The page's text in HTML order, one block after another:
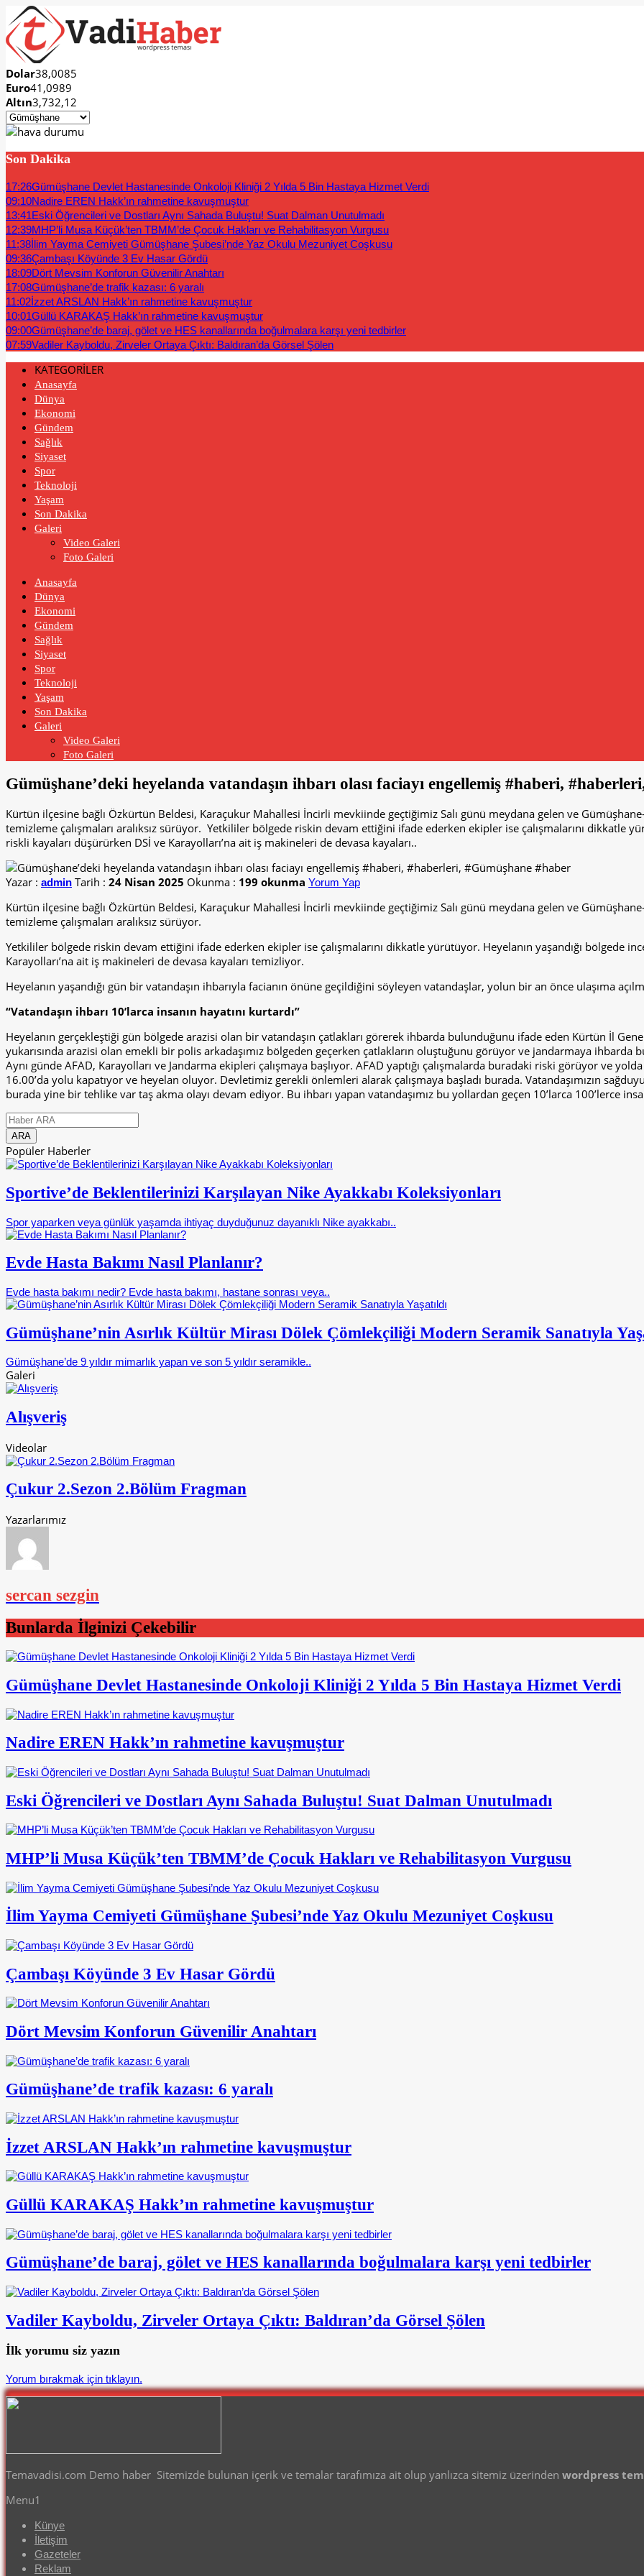
Dolar38,0085
Euro41,0989
Altın3,732,12
Son Dakika
17:26Gümüşhane Devlet Hastanesinde Onkoloji Kliniği 2 Yılda 5 Bin Hastaya Hizmet Verdi
09:10Nadire EREN Hakk’ın rahmetine kavuşmuştur
13:41Eski Öğrencileri ve Dostları Aynı Sahada Buluştu! Suat Dalman Unutulmadı
12:39MHP’li Musa Küçük’ten TBMM’de Çocuk Hakları ve Rehabilitasyon Vurgusu
11:38İlim Yayma Cemiyeti Gümüşhane Şubesi’nde Yaz Okulu Mezuniyet Coşkusu
09:36Çambaşı Köyünde 3 Ev Hasar Gördü
18:09Dört Mevsim Konforun Güvenilir Anahtarı
17:08Gümüşhane’de trafik kazası: 6 yaralı
11:02İzzet ARSLAN Hakk’ın rahmetine kavuşmuştur
10:01Güllü KARAKAŞ Hakk’ın rahmetine kavuşmuştur
09:00Gümüşhane’de baraj, gölet ve HES kanallarında boğulmalara karşı yeni tedbirler
07:59Vadiler Kayboldu, Zirveler Ortaya Çıktı: Baldıran’da Görsel Şölen
KATEGORİLER
Anasayfa
Dünya
Ekonomi
Gündem
Sağlık
Siyaset
Spor
Teknoloji
Yaşam
Son Dakika
Galeri
Video Galeri
Foto Galeri
Anasayfa
Dünya
Ekonomi
Gündem
Sağlık
Siyaset
Spor
Teknoloji
Yaşam
Son Dakika
Galeri
Video Galeri
Foto Galeri
Gümüşhane’deki heyelanda vatandaşın ihbarı olası faciayı engellemiş #haberi,
Kürtün ilçesine bağlı Özkürtün Beldesi, Karaçukur Mahallesi İncirli mevkiinde geçtiğimiz Salı günü meydana gelen ve
temizleme çalışmaları aralıksız sürüyor. Yetkililer bölgede riskin devam ettiğini ifade ederken ekipler ise çalışmalarını dikkatle
riskli kayaları düşürürken DSİ ve Karayolları’na ait iş makineleri de devasa kayaları..
Yazar : admin Tarih : 24 Nisan 2025 Okunma : 199 okunma Yorum Yap
Kürtün ilçesine bağlı Özkürtün Beldesi, Karaçukur Mahallesi İncirli mevkiinde geçtiğimiz Salı günü meydana gelen ve
temizleme çalışmaları aralıksız sürüyor.
Yetkililer bölgede riskin devam ettiğini ifade ederken ekipler ise çalışmalarını dikkatle yürütüyor. Heyelanın yaşandığı bölgede
Karayolları’na ait iş makineleri de devasa kayaları temizliyor.
Heyelanın yaşandığı gün bir vatandaşın ihbarıyla facianın önüne geçildiğini söyleyen vatandaşlar, yolun bir an önce ulaşıma
“Vatandaşın ihbarı 10’larca insanın hayatını kurtardı”
Heyelanın gerçekleştiği gün bölgede arazisi olan bir vatandaşın çatlakları görerek ihbarda bulunduğunu ifade eden Kürtün İl
yukarısında arazisi olan emekli bir polis arkadaşımız bölgeden geçerken çatlakların oluştuğunu görüyor ve jandarmaya ihbarda
Aynı günde AFAD, Karayolları ve Jandarma ekipleri çalışmaya başlıyor. AFAD yaptığı çalışmalarda buradaki riski görüyor ve
16.00’da yolu kapatıyor ve heyelan oluyor. Devletimiz gerekli önlemleri alarak çalışmaya başladı burada. Vatandaşımızın
burada yine bir tehlike var taş akma olayı devam ediyor. Bu ihbarı yapan vatandaşımız bu yollardan geçen 10’larca 100’lerce
Popüler Haberler
Sportive’de Beklentilerinizi Karşılayan Nike Ayakkabı Koleksiyonları
Spor yaparken veya günlük yaşamda ihtiyaç duyduğunuz dayanıklı Nike ayakkabı..
Evde Hasta Bakımı Nasıl Planlanır?
Evde hasta bakımı nedir? Evde hasta bakımı, hastane sonrası veya..
Gümüşhane’nin Asırlık Kültür Mirası Dölek Çömlekçiliği Modern Seramik Sanatıyla
Gümüşhane’de 9 yıldır mimarlık yapan ve son 5 yıldır seramikle..
Galeri
Alışveriş
Videolar
Çukur 2.Sezon 2.Bölüm Fragman
Yazarlarımız
sercan sezgin
Bunlarda İlginizi Çekebilir
Gümüşhane Devlet Hastanesinde Onkoloji Kliniği 2 Yılda 5 Bin Hastaya Hizmet Verdi
Nadire EREN Hakk’ın rahmetine kavuşmuştur
Eski Öğrencileri ve Dostları Aynı Sahada Buluştu! Suat Dalman Unutulmadı
MHP’li Musa Küçük’ten TBMM’de Çocuk Hakları ve Rehabilitasyon Vurgusu
İlim Yayma Cemiyeti Gümüşhane Şubesi’nde Yaz Okulu Mezuniyet Coşkusu
Çambaşı Köyünde 3 Ev Hasar Gördü
Dört Mevsim Konforun Güvenilir Anahtarı
Gümüşhane’de trafik kazası: 6 yaralı
İzzet ARSLAN Hakk’ın rahmetine kavuşmuştur
Güllü KARAKAŞ Hakk’ın rahmetine kavuşmuştur
Gümüşhane’de baraj, gölet ve HES kanallarında boğulmalara karşı yeni tedbirler
Vadiler Kayboldu, Zirveler Ortaya Çıktı: Baldıran’da Görsel Şölen
İlk yorumu siz yazın
Yorum bırakmak için tıklayın.
Temavadisi.com Demo haber Sitemizde bulunan içerik ve temalar tarafımıza ait olup yanlızca sitemiz üzerinden wordpress
Menu1
Künye
İletişim
Gazeteler
Reklam